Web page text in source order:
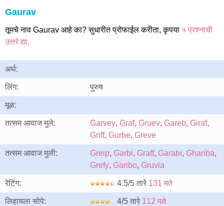
Gaurav
तूमचे नाव Gaurav आहे का? सुधारीत प्रोफाईल करीता, कृपया ५ प्रश्नाची
उत्तरे द्या.
अर्थ:
लिंग: पुरुष
मूळ:
तत्सम आवाज मुले: Garvey, Graf, Gruev, Gareb, Giraf,
Griff, Gurbe, Greve
तत्सम आवाज मुली: Greip, Garbi, Graff, Garabi, Ghariba,
Grefy, Garibo, Gruvia
रेटिंग: 4.5/5 तारे 131 मते
लिहायला सोपे: 4/5 तारे 112 मते